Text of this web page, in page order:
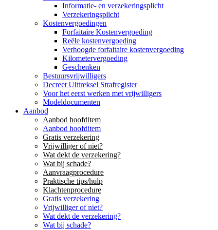
Informatie- en verzekeringsplicht
Verzekeringsplicht
Kostenvergoedingen
Forfaitaire Kostenvergoeding
Reële kostenvergoeding
Verhoogde forfaitaire kostenvergoeding
Kilometervergoeding
Geschenken
Bestuursvrijwilligers
Decreet Uittreksel Strafregister
Voor het eerst werken met vrijwilligers
Modeldocumenten
Aanbod
Aanbod hoofditem
Aanbod hoofditem
Gratis verzekering
Vrijwilliger of niet?
Wat dekt de verzekering?
Wat bij schade?
Aanvraagprocedure
Praktische tips/hulp
Klachtenprocedure
Gratis verzekering
Vrijwilliger of niet?
Wat dekt de verzekering?
Wat bij schade?